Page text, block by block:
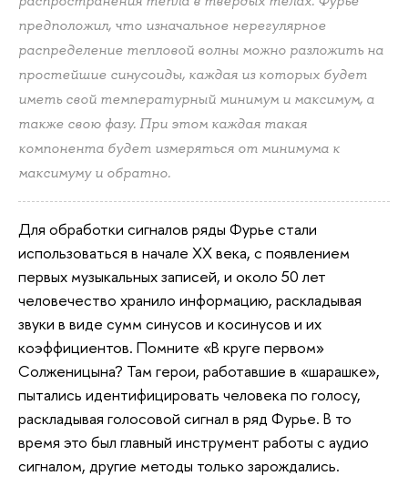
предположил, что изначальное нерегулярное
распределение тепловой волны можно разложить на
простейшие синусоиды, каждая из которых будет
иметь свой температурный минимум и максимум, а
также свою фазу. При этом каждая такая
компонента будет измеряться от минимума к
максимуму и обратно.
Для обработки сигналов ряды Фурье стали
использоваться в начале XX века, с появлением
первых музыкальных записей, и около 50 лет
человечество хранило информацию, раскладывая
звуки в виде сумм синусов и косинусов и их
коэффициентов. Помните «В круге первом»
Солженицына? Там герои, работавшие в «шарашке»,
пытались идентифицировать человека по голосу,
раскладывая голосовой сигнал в ряд Фурье. В то
время это был главный инструмент работы с аудио
сигналом, другие методы только зарождались.